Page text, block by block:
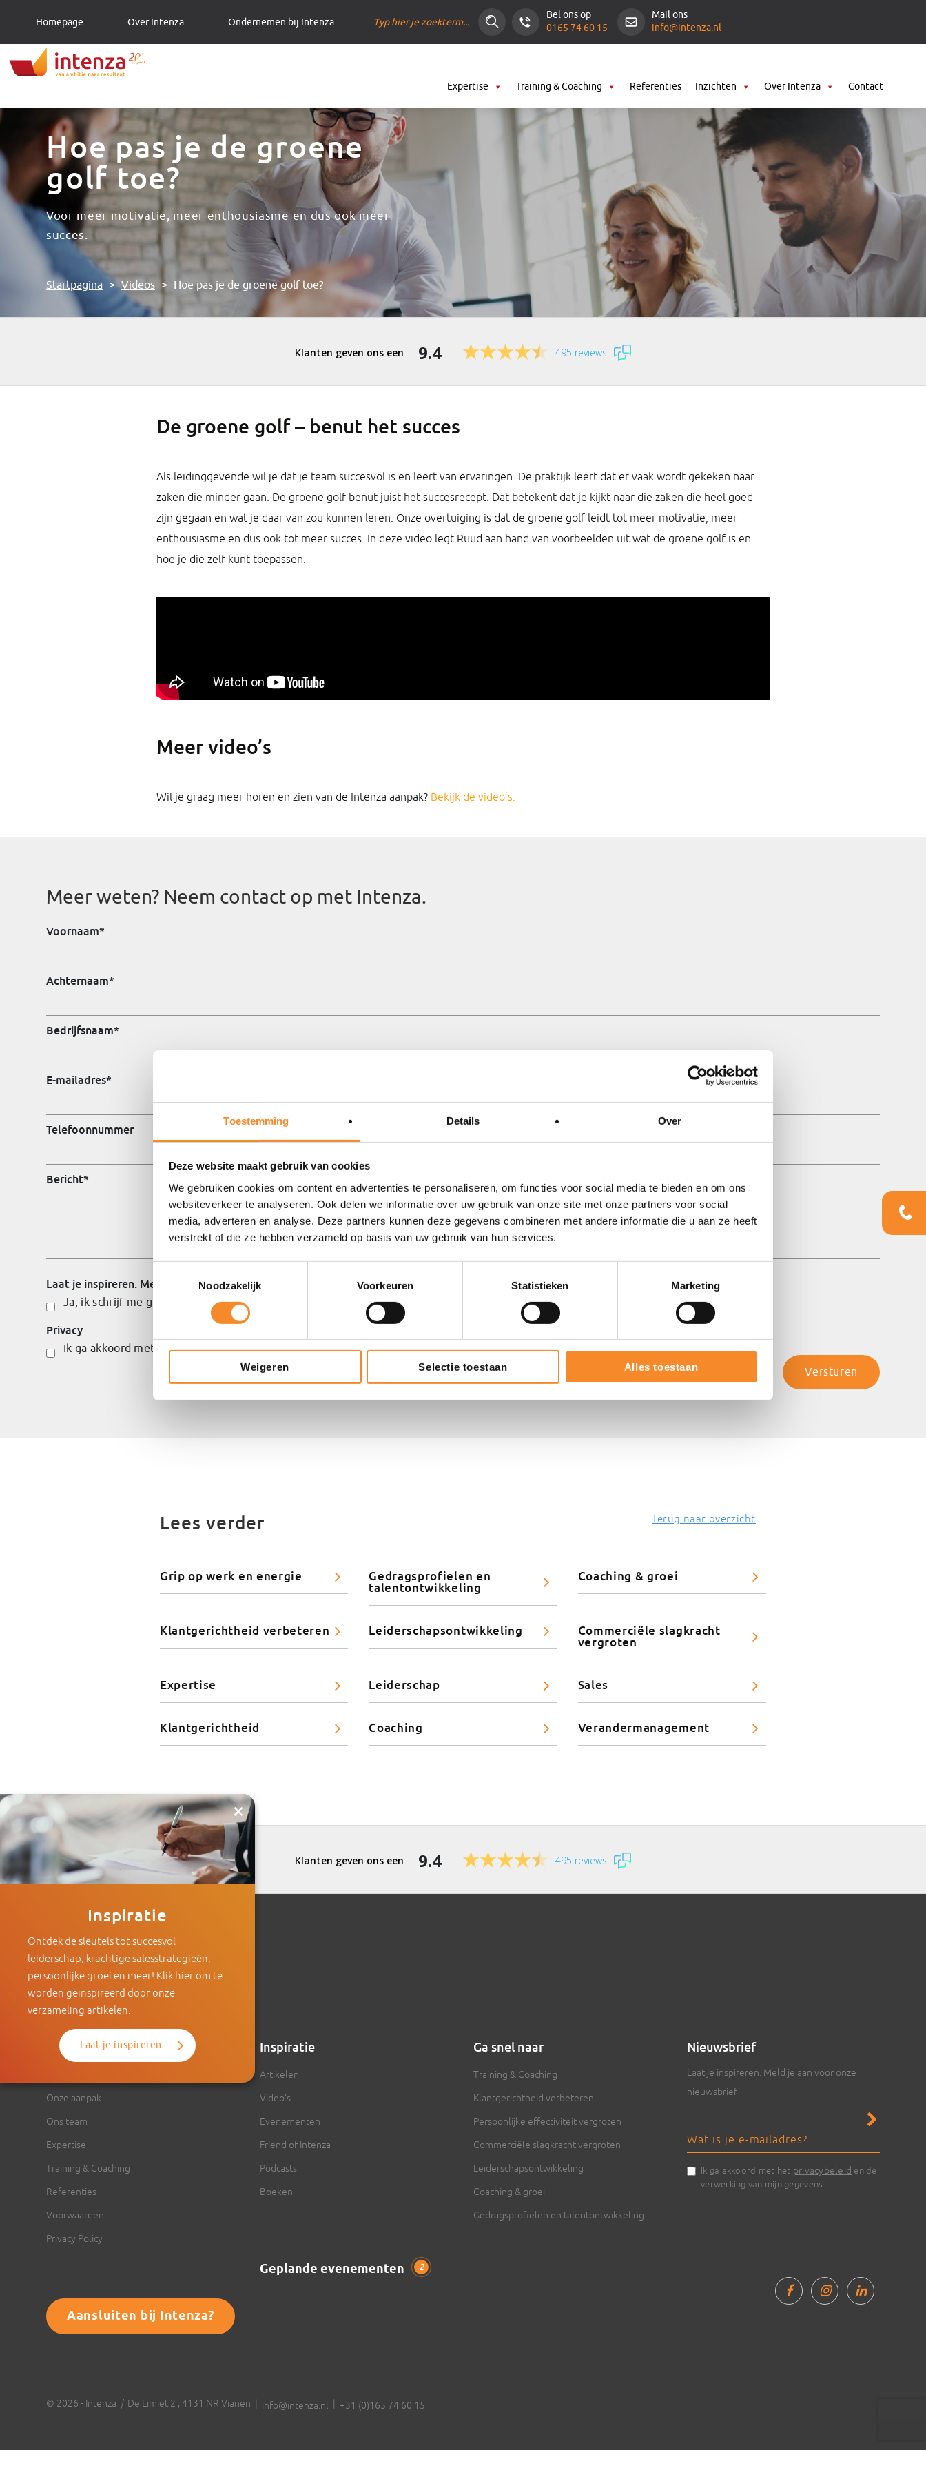
Toestemming Details Over
Deze website maakt gebruik van cookies
We gebruiken cookies om content en advertenties te personaliseren, om functies voor social media te bieden en om ons
websiteverkeer te analyseren. Ook delen we informatie over uw gebruik van onze site met onze partners voor social
media, adverteren en analyse. Deze partners kunnen deze gegevens combineren met andere informatie die u aan ze heeft
verstrekt of die ze hebben verzameld op basis van uw gebruik van hun services.
Noodzakelijk
Voorkeuren Statistieken Marketing
Weigeren Selectie toestaan Alles toestaan
Homepage Over Intenza Ondernemen bij Intenza
Bel ons op
0165 74 60 15
Mail ons
info@intenza.nl
Expertise Training & Coaching Referenties Inzichten Over Intenza Contact
Startpagina > Videos > Hoe pas je de groene golf toe?
Hoe pas je de groene
golf toe?
Voor meer motivatie, meer enthousiasme en dus ook meer
succes.
9.4 495 reviews
De groene golf – benut het succes
Als leidinggevende wil je dat je team succesvol is en leert van ervaringen. De praktijk leert dat er vaak wordt gekeken naar
zaken die minder gaan. De groene golf benut juist het succesrecept. Dat betekent dat je kijkt naar die zaken die heel goed
zijn gegaan en wat je daar van zou kunnen leren. Onze overtuiging is dat de groene golf leidt tot meer motivatie, meer
enthousiasme en dus ook tot meer succes. In deze video legt Ruud aan hand van voorbeelden uit wat de groene golf is en
hoe je die zelf kunt toepassen.
Meer video’s
Wil je graag meer horen en zien van de Intenza aanpak? Bekijk de video’s.
Meer weten? Neem contact op met Intenza.
Voornaam*
Achternaam*
Bedrijfsnaam*
E-mailadres*
Telefoonnummer
Bericht*
Laat je inspireren. Meld je aan voor onze nieuwsbrief.
Ja, ik schrijf me graag in!
Privacy
Ik ga akkoord met hetprivacybeleiden de verwerking van mijn gegevens.
Lees verder Terug naar overzicht
Grip op werk en energie
Gedragsprofielen en
talentontwikkeling
Coaching & groei
Klantgerichtheid verbeteren Leiderschapsontwikkeling
Commerciële slagkracht
vergroten
Expertise Leiderschap Sales
Klantgerichtheid Coaching Verandermanagement
×
Inspiratie
Ontdek de sleutels tot succesvol
leiderschap, krachtige salesstrategieën,
persoonlijke groei en meer! Klik hier om te
worden geïnspireerd door onze
verzameling artikelen.
Laat je inspireren
9.4 495 reviews
Intenza
Onze aanpak
Ons team
Expertise
Training & Coaching
Referenties
Voorwaarden
Privacy Policy
Aansluiten bij Intenza?
Inspiratie
Artikelen
Video’s
Evenementen
Friend of Intenza
Podcasts
Boeken
Geplande evenementen 2
Ga snel naar
Training & Coaching
Klantgerichtheid verbeteren
Persoonlijke effectiviteit vergroten
Commerciële slagkracht vergroten
Leiderschapsontwikkeling
Coaching & groei
Gedragsprofielen en talentontwikkeling
Nieuwsbrief
Laat je inspireren. Meld je aan voor onze
nieuwsbrief
Ik ga akkoord met het privacybeleid en de
verwerking van mijn gegevens
© 2026 - Intenza |De Limiet 2 , 4131 NR Vianen | info@intenza.nl +31 (0)165 74 60 15